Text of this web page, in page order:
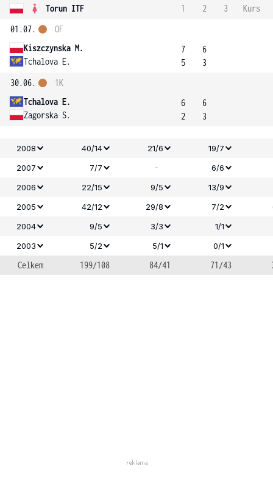
Torun ITF 1 2 3
Kurs
01.07.
Kiszczynska M.
Tchalova E.
OF
7
5
6
3
30.06.
Tchalova E.
Zagorska S.
1K
6
2
6
3
2008 40/14 21/6
19/7
2007
7/7 -
6/6
2006
22/15 9/5
13/9
2005
42/12 29/8 7/2
2004
9/5 3/3
1/1
2003
5/2 5/1 0/1
Celkem 199/108 84/41 71/43